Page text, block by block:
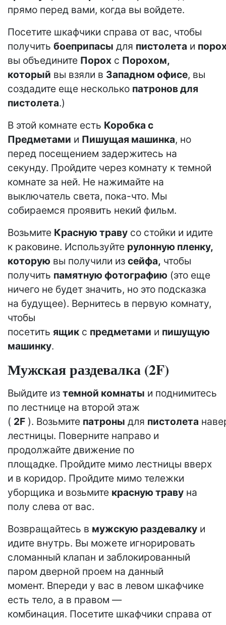
прямо перед вами, когда вы войдете.
Посетите шкафчики справа от вас, чтобы
получить боеприпасы для пистолета и
вы объедините Порох с Порохом,
который вы взяли в Западном офисе, вы
создадите еще несколько патронов для
пистолета.)
В этой комнате есть Коробка с
Предметами и Пишущая машинка, но
перед посещением задержитесь на
секунду. Пройдите через комнату к темной
комнате за ней. Не нажимайте на
выключатель света, пока-что. Мы
собираемся проявить некий фильм.
Возьмите Красную траву со стойки и идите
к раковине. Используйте рулонную пленку,
которую вы получили из сейфа, чтобы
получить памятную фотографию (это еще
ничего не будет значить, но это подсказка
на будущее). Вернитесь в первую комнату,
чтобы
посетить ящик с предметами и пишущую
машинку.
Мужская раздевалка (2F)
Выйдите из темной комнаты и поднимитесь
по лестнице на второй этаж
( 2F ). Возьмите патроны для пистолета
лестницы. Поверните направо и
продолжайте движение по
площадке. Пройдите мимо лестницы вверх
и в коридор. Пройдите мимо тележки
уборщика и возьмите красную траву на
полу слева от вас.
Возвращайтесь в мужскую раздевалку и
идите внутрь. Вы можете игнорировать
сломанный клапан и заблокированный
паром дверной проем на данный
момент. Впереди у вас в левом шкафчике
есть тело, а в правом —
комбинация. Посетите шкафчики справа от